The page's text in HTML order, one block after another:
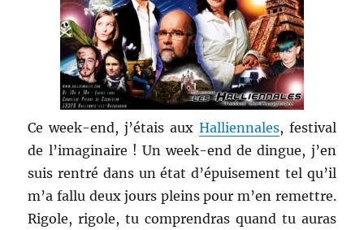
Ce week-end, j’étais aux Halliennales, festival
de l’imaginaire ! Un week-end de dingue, j’en
suis rentré dans un état d’épuisement tel qu’il
m’a fallu deux jours pleins pour m’en remettre.
Rigole, rigole, tu comprendras quand tu auras